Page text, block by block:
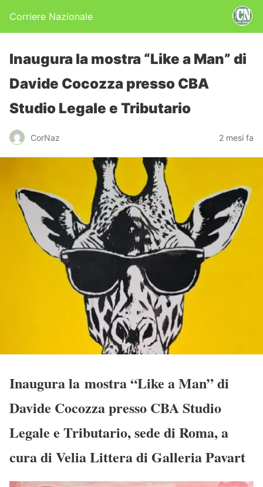
Corriere Nazionale
Inaugura la mostra “Like a Man” di
Davide Cocozza presso CBA
Studio Legale e Tributario
CorNaz 2 mesi fa
Inaugura la mostra “Like a Man” di
Davide Cocozza presso CBA Studio
Legale e Tributario, sede di Roma, a
cura di Velia Littera di Galleria Pavart